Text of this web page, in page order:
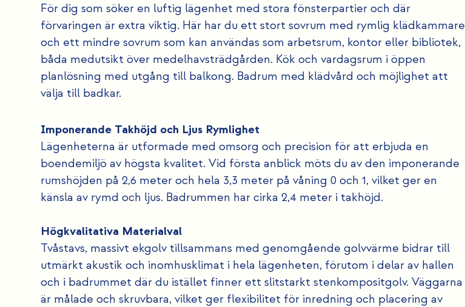
För dig som söker en luftig lägenhet med stora fönsterpartier och där
förvaringen är extra viktig. Här har du ett stort sovrum med rymlig klädkammare
och ett mindre sovrum som kan användas som arbetsrum, kontor eller bibliotek,
båda medutsikt över medelhavsträdgården. Kök och vardagsrum i öppen
planlösning med utgång till balkong. Badrum med klädvård och möjlighet att
välja till badkar.
Imponerande Takhöjd och Ljus Rymlighet
Lägenheterna är utformade med omsorg och precision för att erbjuda en
boendemiljö av högsta kvalitet. Vid första anblick möts du av den imponerande
rumshöjden på 2,6 meter och hela 3,3 meter på våning 0 och 1, vilket ger en
känsla av rymd och ljus. Badrummen har cirka 2,4 meter i takhöjd.
Högkvalitativa Materialval
Tvåstavs, massivt ekgolv tillsammans med genomgående golvvärme bidrar till
utmärkt akustik och inomhusklimat i hela lägenheten, förutom i delar av hallen
och i badrummet där du istället finner ett slitstarkt stenkompositgolv. Väggarna
är målade och skruvbara, vilket ger flexibilitet för inredning och placering av